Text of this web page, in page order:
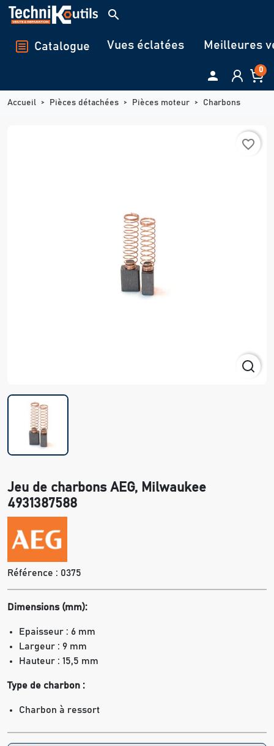
Panneau de gestion des cookies
search
Catalogue Vues éclatées Meilleures
 0
Accueil Pièces détachées Pièces moteur Charbons
favorite_border
Jeu de charbons AEG, Milwaukee
4931387588
Référence : 0375
Dimensions (mm):
Epaisseur : 6 mm
Largeur : 9 mm
Hauteur : 15,5 mm
Type de charbon :
Charbon à ressort